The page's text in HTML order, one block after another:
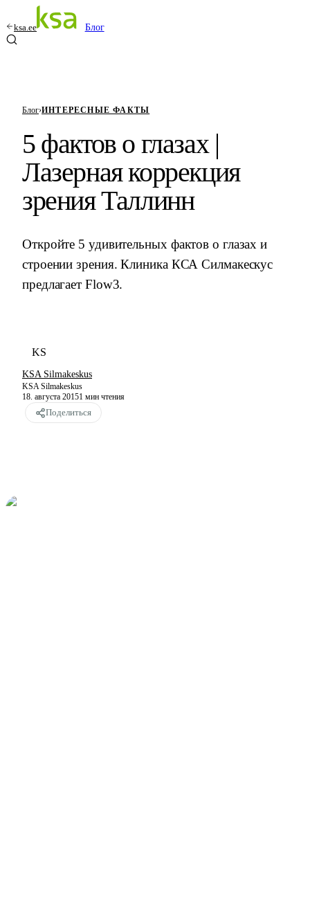
ksa.ee Блог
Блог›ИНТЕРЕСНЫЕ ФАКТЫ
5 фактов о глазах |
Лазерная коррекция
зрения Таллинн
Откройте 5 удивительных фактов о глазах и
строении зрения. Клиника КСА Силмакескус
предлагает Flow3.
KS
KSA Silmakeskus
KSA Silmakeskus
18. августа 20151 мин чтения
Поделиться